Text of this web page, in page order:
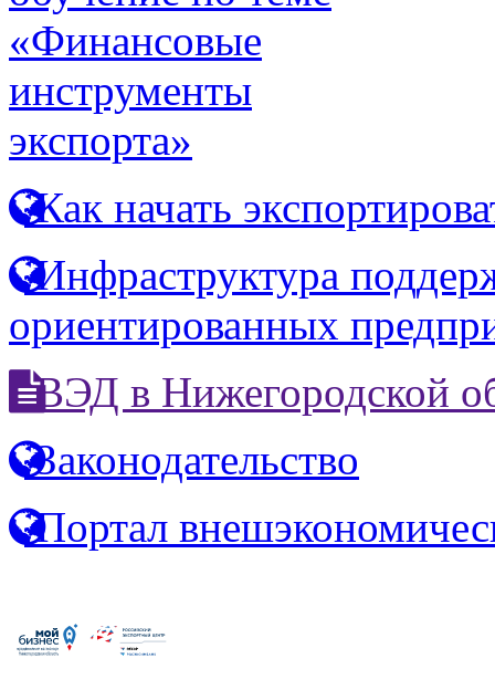
«Финансовые
инструменты
экспорта»
Как начать
Инфраструктура
ориентированных
ВЭД в Нижегородской
Законодательство
Портал